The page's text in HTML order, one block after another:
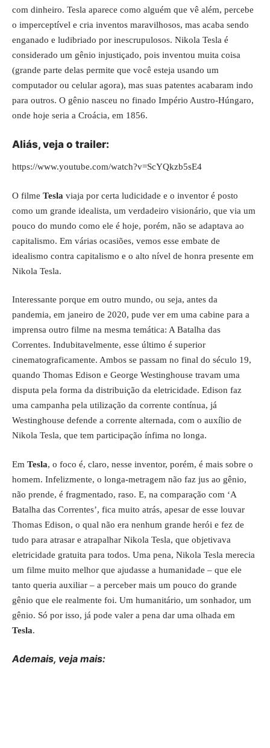
com dinheiro. Tesla aparece como alguém que vê além, percebe
o imperceptível e cria inventos maravilhosos, mas acaba sendo
enganado e ludibriado por inescrupulosos. Nikola Tesla é
considerado um gênio injustiçado, pois inventou muita coisa
(grande parte delas permite que você esteja usando um
computador ou celular agora), mas suas patentes acabaram indo
para outros. O gênio nasceu no finado Império Austro-Húngaro,
onde hoje seria a Croácia, em 1856.
Aliás, veja o trailer:
https://www.youtube.com/watch?v=ScYQkzb5sE4
O filme Tesla viaja por certa ludicidade e o inventor é posto
como um grande idealista, um verdadeiro visionário, que via um
pouco do mundo como ele é hoje, porém, não se adaptava ao
capitalismo. Em várias ocasiões, vemos esse embate de
idealismo contra capitalismo e o alto nível de honra presente em
Nikola Tesla.
Interessante porque em outro mundo, ou seja, antes da
pandemia, em janeiro de 2020, pude ver em uma cabine para a
imprensa outro filme na mesma temática: A Batalha das
Correntes. Indubitavelmente, esse último é superior
cinematograficamente. Ambos se passam no final do século 19,
quando Thomas Edison e George Westinghouse travam uma
disputa pela forma da distribuição da eletricidade. Edison faz
uma campanha pela utilização da corrente contínua, já
Westinghouse defende a corrente alternada, com o auxílio de
Nikola Tesla, que tem participação ínfima no longa.
Em Tesla, o foco é, claro, nesse inventor, porém, é mais sobre o
homem. Infelizmente, o longa-metragem não faz jus ao gênio,
não prende, é fragmentado, raso. E, na comparação com ‘A
Batalha das Correntes’, fica muito atrás, apesar de esse louvar
Thomas Edison, o qual não era nenhum grande herói e fez de
tudo para atrasar e atrapalhar Nikola Tesla, que objetivava
eletricidade gratuita para todos. Uma pena, Nikola Tesla merecia
um filme muito melhor que ajudasse a humanidade – que ele
tanto queria auxiliar – a perceber mais um pouco do grande
gênio que ele realmente foi. Um humanitário, um sonhador, um
gênio. Só por isso, já pode valer a pena dar uma olhada em
Tesla.
Ademais, veja mais: